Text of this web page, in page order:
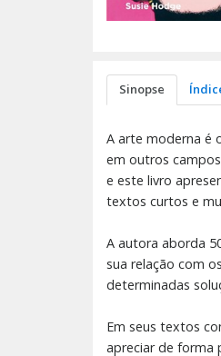
Sinopse
A arte moderna é
em outros
e este livro
textos curtos e
A autora aborda
sua relação com
determinadas
Em seus textos
apreciar de forma